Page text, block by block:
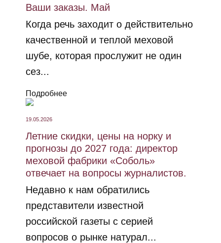
Ваши заказы. Май
Когда речь заходит о действительно
качественной и теплой меховой
шубе, которая прослужит не один
сез...
Подробнее
19.05.2026
Летние скидки, цены на норку и
прогнозы до 2027 года: директор
меховой фабрики «Соболь»
отвечает на вопросы журналистов.
Недавно к нам обратились
представители известной
российской газеты с серией
вопросов о рынке натурал...